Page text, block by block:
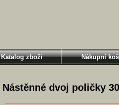
Katalog zboží Nákupní
Nástěnné dvoj poličky